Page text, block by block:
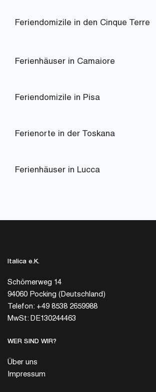
Feriendomizile in den Cinque Terre
Ferienhäuser in Camaiore
Feriendomizile in Pisa
Ferienorte in der Toskana
Ferienhäuser in Lucca
Italica e.K.
Schömerweg 14
94060 Pocking (Deutschland)
Telefon: +49 8538 2659988
MwSt: DE130244463
WER SIND WIR?
Über uns
Impressum